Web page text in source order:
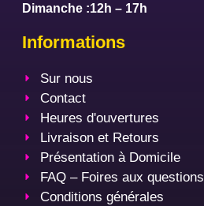
Dimanche :12h – 17h
Informations
Sur nous
Contact
Heures d'ouvertures
Livraison et Retours
Présentation à Domicile
FAQ – Foires aux questions
Conditions générales